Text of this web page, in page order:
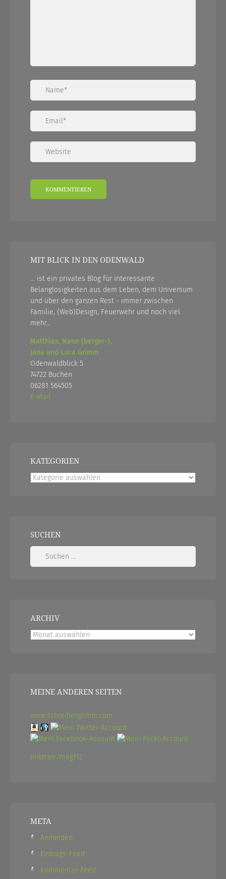
MIT BLICK IN DEN ODENWALD
... ist ein privates Blog für interessante
Belanglosigkeiten aus dem Leben, dem Universum
und über den ganzen Rest - immer zwischen
Familie, (Web)Design, Feuerwehr und noch viel
mehr...
Matthias, Nane (berger-),
Jana und Luca Grimm
Odenwaldblick 5
74722 Buchen
06281 564505
E-Mail
KATEGORIEN
Kategorien
SUCHEN
Suchen
ARCHIV
Archiv
MEINE ANDEREN SEITEN
www.schreibergrimm.com
linktr.ee/mag112
META
Anmelden
Eintrags-Feed
Kommentar-Feed